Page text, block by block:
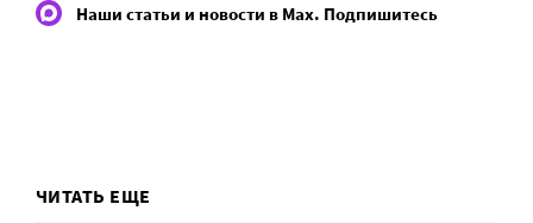
Наши статьи и новости в Max. Подпишитесь
ЧИТАТЬ ЕЩЕ